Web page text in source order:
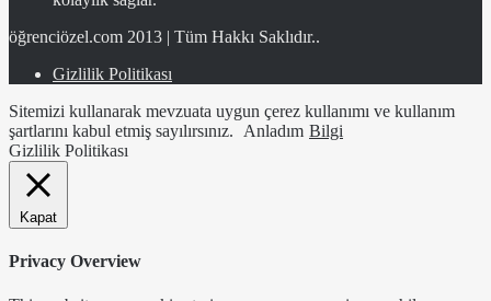
öğrenciözel.com 2013 | Tüm Hakkı Saklıdır..
Gizlilik Politikası
Sitemizi kullanarak mevzuata uygun çerez kullanımı ve kullanım
şartlarını kabul etmiş sayılırsınız.
Anladım Bilgi
Gizlilik Politikası
Kapat
Privacy Overview